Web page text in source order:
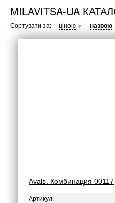
MILAVITSA-UA
Сортувати за: ціною ▼ назвою
Avals. Комбинация 00117
Артикул: